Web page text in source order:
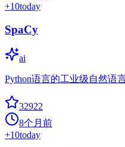
+10today
SpaCy
ai
Python语言的工业级自然语
32922
8个月前
+10today